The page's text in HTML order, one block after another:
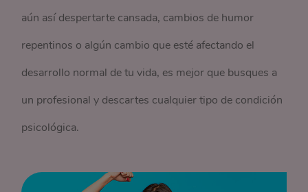
aún así despertarte cansada, cambios de humor
repentinos o algún cambio que esté afectando el
desarrollo normal de tu vida, es mejor que busques a
un profesional y descartes cualquier tipo de condición
psicológica.